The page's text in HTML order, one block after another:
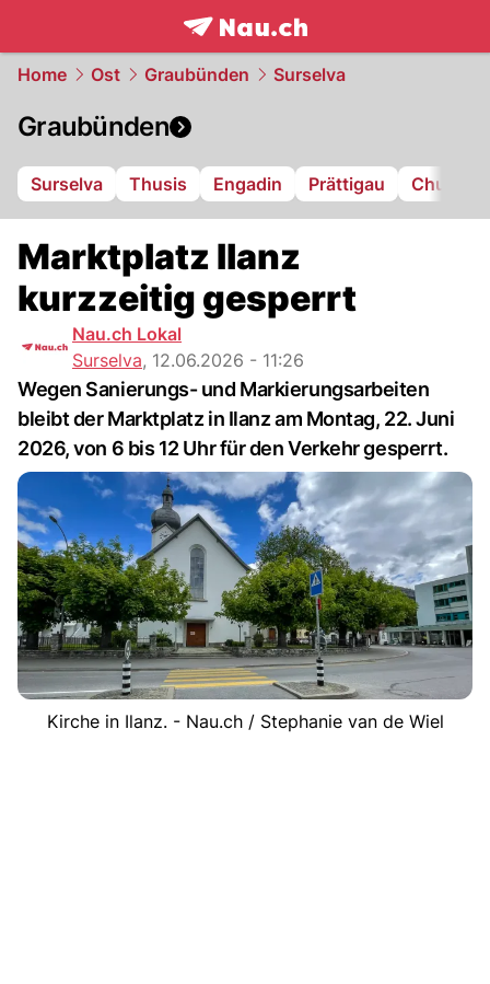
frontpage.NAU.ch
Home Ost Graubünden Surselva
Graubünden
Surselva Thusis Engadin Prättigau Chur
Marktplatz Ilanz
kurzzeitig gesperrt
Nau.ch Lokal
Surselva, 12.06.2026 - 11:26
Wegen Sanierungs- und Markierungsarbeiten
bleibt der Marktplatz in Ilanz am Montag, 22. Juni
2026, von 6 bis 12 Uhr für den Verkehr gesperrt.
Kirche in Ilanz. - Nau.ch / Stephanie van de Wiel